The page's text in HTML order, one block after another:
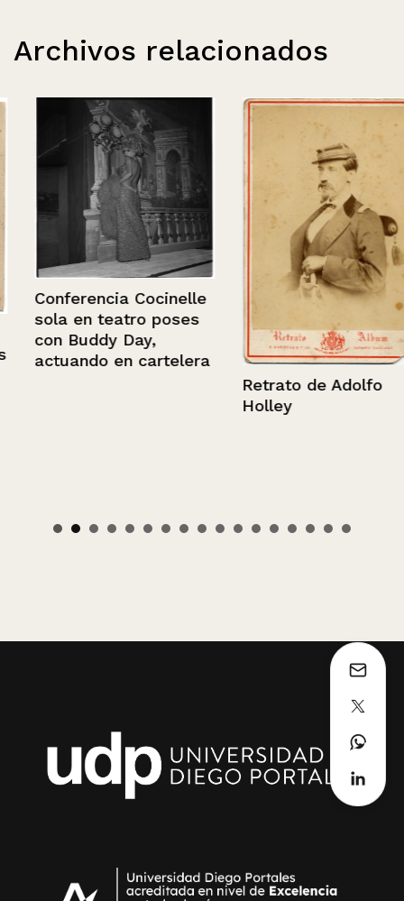
Archivos relacionados
Conferencia Cocinelle
sola en teatro poses
con Buddy Day,
actuando en cartelera
Retrato de Adolfo
Holley